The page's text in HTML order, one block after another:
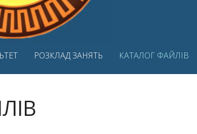
РОЗКЛАД ЗАНЯТЬ КАТАЛОГ ФАЙЛІВ